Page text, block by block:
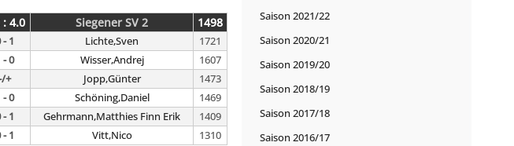
: 4.0 Siegener SV 2 1498
- 1 Lichte,Sven
1721
- 0 Wisser,Andrej
1607
+ Jopp,Günter
1473
- 0 Schöning,Daniel
1469
- 1 Gehrmann,Matthies Finn Erik
1409
- 1 Vitt,Nico 1310
Saison 2021/22
Saison 2020/21
Saison 2019/20
Saison 2018/19
Saison 2017/18
Saison 2016/17